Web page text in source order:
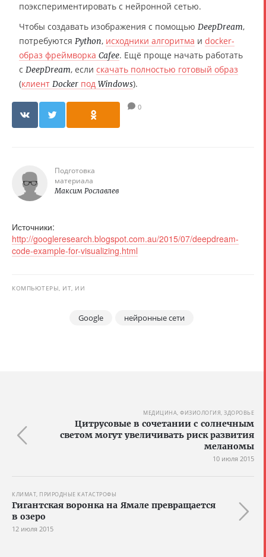
поэкспериментировать с нейронной сетью.
Чтобы создавать изображения с помощью DeepDream,
потребуются Python, исходники алгоритма и docker-
образ фреймворка Cafee. Ещё проще начать работать
с DeepDream, если скачать полностью готовый образ
(клиент Docker под Windows).
0
Подготовка
материала
Максим Рославлев
Источники:
http://googleresearch.blogspot.com.au/2015/07/deepdream-
code-example-for-visualizing.html
КОМПЬЮТЕРЫ, ИТ, ИИ
Google нейронные сети
МЕДИЦИНА, ФИЗИОЛОГИЯ, ЗДОРОВЬЕ
Цитрусовые в сочетании с солнечным
светом могут увеличивать риск развития
меланомы
10 июля 2015
КЛИМАТ, ПРИРОДНЫЕ КАТАСТРОФЫ
Гигантская воронка на Ямале превращается
в озеро
12 июля 2015